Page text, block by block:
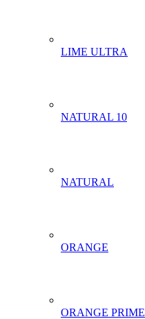
LIME ULTRA
NATURAL 10
NATURAL
ORANGE
ORANGE PRIME